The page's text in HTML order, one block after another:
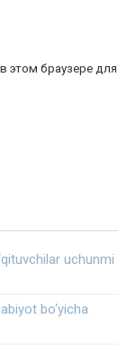
этом браузере для
uchunmi
bo‘yicha